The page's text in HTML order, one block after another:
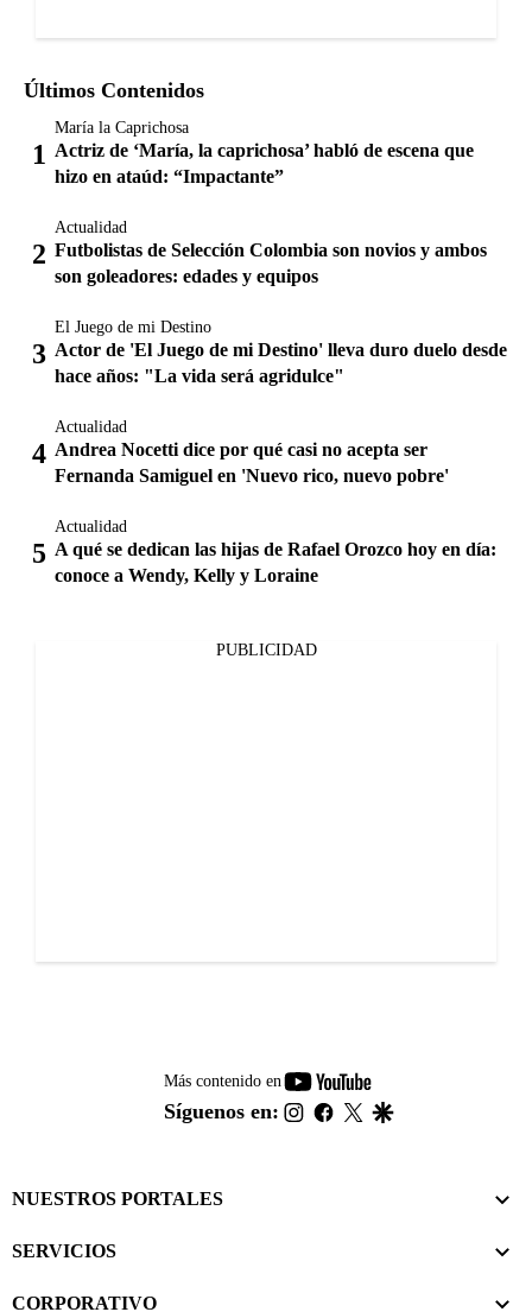
Últimos Contenidos
María la Caprichosa
Actriz de ‘María, la caprichosa’ habló de escena que
hizo en ataúd: “Impactante”
Actualidad
Futbolistas de Selección Colombia son novios y ambos
son goleadores: edades y equipos
El Juego de mi Destino
Actor de 'El Juego de mi Destino' lleva duro duelo desde
hace años: "La vida será agridulce"
Actualidad
Andrea Nocetti dice por qué casi no acepta ser
Fernanda Samiguel en 'Nuevo rico, nuevo pobre'
Actualidad
A qué se dedican las hijas de Rafael Orozco hoy en día:
conoce a Wendy, Kelly y Loraine
PUBLICIDAD
Más contenido en
youtube-
footer
Síguenos en: instagram
facebook
twitter
NUESTROS PORTALES
SERVICIOS
CORPORATIVO